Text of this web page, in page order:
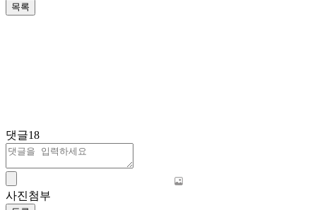
목록
댓글18
사진첨부